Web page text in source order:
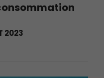
2023